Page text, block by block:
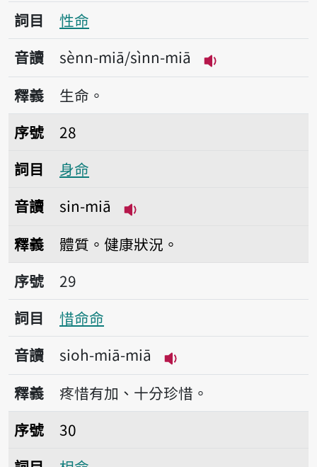
詞目
性命
音讀
sènn-miā/sìnn-miā
播放音讀sènn-
釋義
生命。
序號28身命
序號
28
詞目
身命
音讀
sin-miā
釋義
體質。健康狀況。
序號29惜命命
序號
29
詞目
惜命命
音讀
sioh-miā-miā
播放音讀sioh-miā-miā
釋義
疼惜有加、十分珍惜。
序號30相命
序號
30